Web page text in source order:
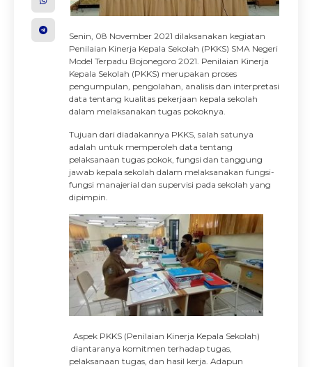
Senin, 08 November 2021 dilaksanakan kegiatan
Penilaian Kinerja Kepala Sekolah (PKKS) SMA Negeri
Model Terpadu Bojonegoro 2021. Penilaian Kinerja
Kepala Sekolah (PKKS) merupakan proses
pengumpulan, pengolahan, analisis dan interpretasi
data tentang kualitas pekerjaan kepala sekolah
dalam melaksanakan tugas pokoknya.
Tujuan dari diadakannya PKKS, salah satunya
adalah untuk memperoleh data tentang
pelaksanaan tugas pokok, fungsi dan tanggung
jawab kepala sekolah dalam melaksanakan fungsi-
fungsi manajerial dan supervisi pada sekolah yang
dipimpin.
Aspek PKKS (Penilaian Kinerja Kepala Sekolah)
diantaranya komitmen terhadap tugas,
pelaksanaan tugas, dan hasil kerja. Adapun